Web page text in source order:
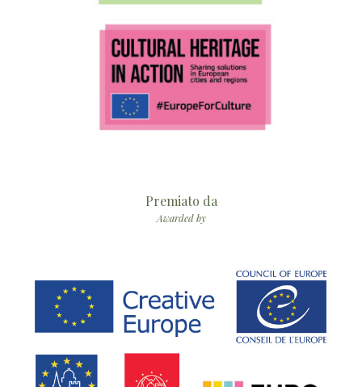
Premiato da
Awarded by